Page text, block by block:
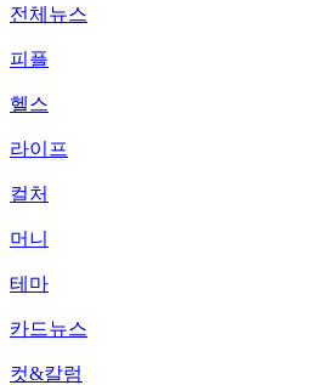
전체뉴스
피플
헬스
라이프
컬처
머니
테마
카드뉴스
컷&칼럼